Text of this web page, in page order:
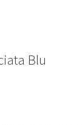
Blu